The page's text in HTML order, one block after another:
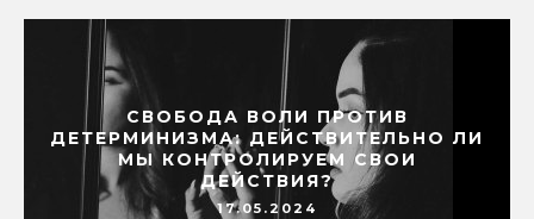
СВОБОДА ВОЛИ ПРОТИВ
ДЕТЕРМИНИЗМА: ДЕЙСТВИТЕЛЬНО ЛИ
МЫ КОНТРОЛИРУЕМ СВОИ
ДЕЙСТВИЯ?
17.05.2024